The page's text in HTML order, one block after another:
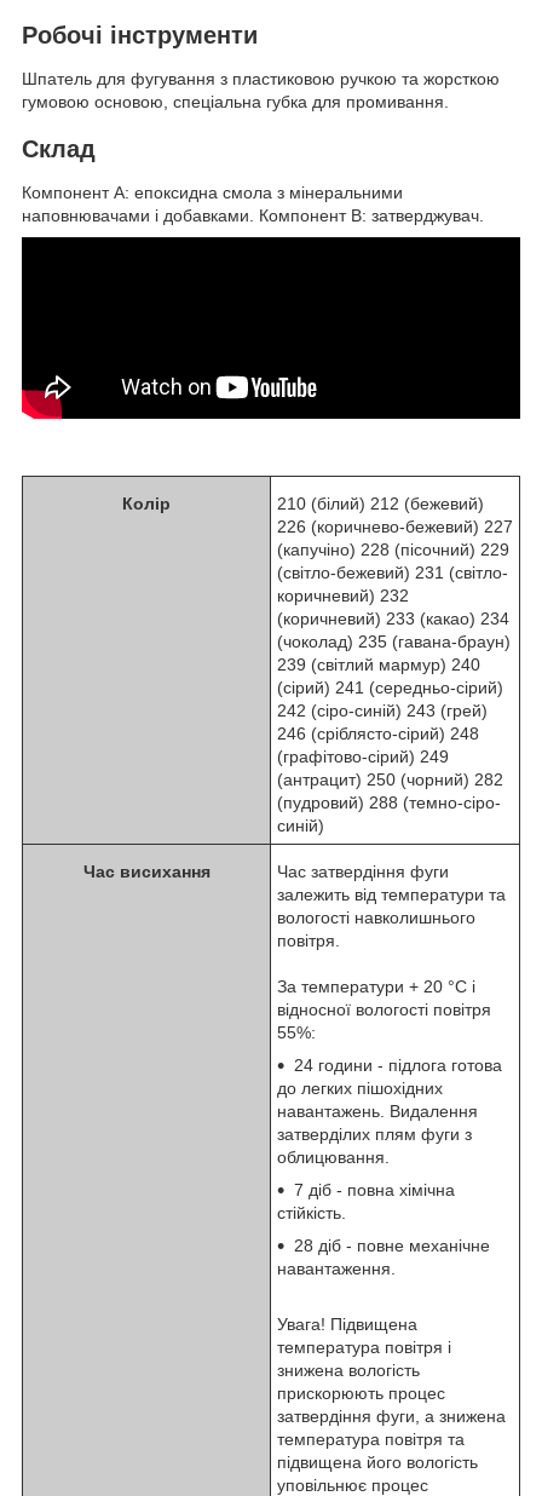
Робочі інструменти
Шпатель для фугування з пластиковою ручкою та жорсткою
гумовою основою, спеціальна губка для промивання.
Склад
Компонент А: епоксидна смола з мінеральними
наповнювачами і добавками. Компонент В: затверджувач.
Колір
210 (білий) 212 (бежевий)
226 (коричнево-бежевий) 227
(капучіно) 228 (пісочний) 229
(свiтло-бежевий) 231 (свiтло-
коричневий) 232
(коричневий) 233 (какао) 234
(чоколад) 235 (гавана-браун)
239 (свiтлий мармур) 240
(сірий) 241 (середньо-сiрий)
242 (сіро-синій) 243 (грей)
246 (сріблясто-сірий) 248
(графітово-сірий) 249
(антрацит) 250 (чорний) 282
(пудровий) 288 (темно-сіро-
синій)
Час висихання
Час затвердіння фуги
залежить від температури та
вологості навколишнього
повітря.
За температури + 20 °С і
відносної вологості повітря
55%:
24 години - підлога готова
до легких пішохідних
навантажень. Видалення
затверділих плям фуги з
облицювання.
7 діб - повна хімічна
стійкість.
28 діб - повне механічне
навантаження.
Увага! Підвищена
температура повітря і
знижена вологість
прискорюють процес
затвердіння фуги, а знижена
температура повітря та
підвищена його вологість
уповільнює процес